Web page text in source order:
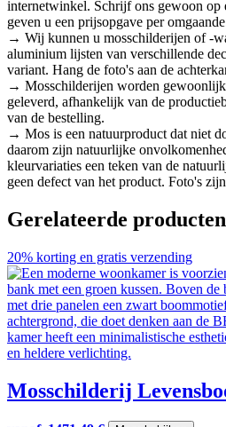
internetwinkel. Schrijf ons gewoon op
geven u een prijsopgave per
→ Wij kunnen u mosschilderijen of -
aluminium lijsten van verschillende
variant. Hang de foto's aan de
→ Mosschilderijen worden
geleverd, afhankelijk van de
van de bestelling.
→ Mos is een natuurproduct dat niet
daarom zijn natuurlijke
kleurvariaties een teken van de
geen defect van het product. Foto's
Gerelateerde producten
20% korting en gratis verzending
Mosschilderij